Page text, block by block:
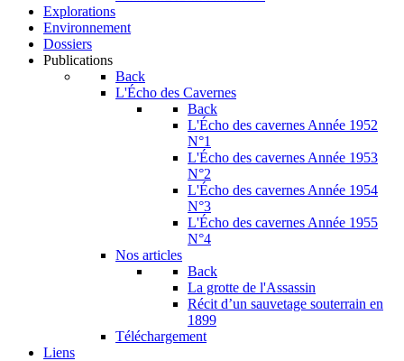
Explorations
Environnement
Dossiers
Publications
Back
L'Écho des Cavernes
Back
L'Écho des cavernes Année 1952
N°1
L'Écho des cavernes Année 1953
N°2
L'Écho des cavernes Année 1954
N°3
L'Écho des cavernes Année 1955
N°4
Nos articles
Back
La grotte de l'Assassin
Récit d’un sauvetage souterrain en
1899
Téléchargement
Liens